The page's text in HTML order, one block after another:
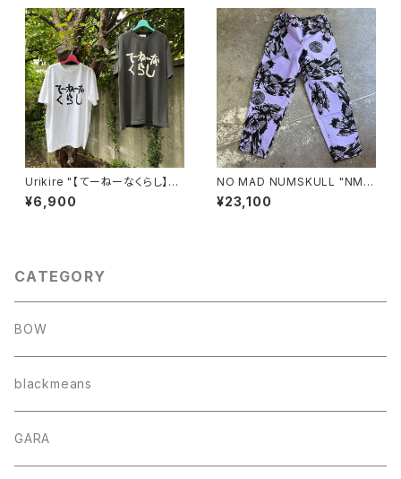
Urikire "【てーねーなくらし】Fa
de T-shirt"
¥6,900
NO MAD NUMSKULL "NMN
×壊し屋 ALL OVER PATTER
N LONG PANTS"(L)
¥23,100
CATEGORY
BOW
blackmeans
GARA